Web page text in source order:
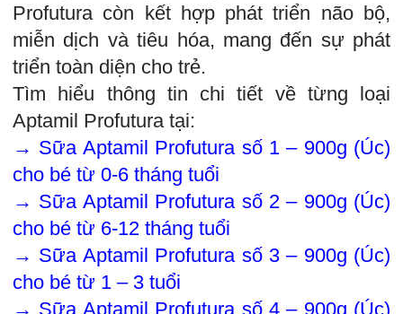
Profutura còn kết hợp phát triển não bộ,
miễn dịch và tiêu hóa, mang đến sự phát
triển toàn diện cho trẻ.
Tìm hiểu thông tin chi tiết về từng loại
Aptamil Profutura tại:
→ Sữa Aptamil Profutura số 1 – 900g (Úc)
cho bé từ 0-6 tháng tuổi
→ Sữa Aptamil Profutura số 2 – 900g (Úc)
cho bé từ 6-12 tháng tuổi
→ Sữa Aptamil Profutura số 3 – 900g (Úc)
cho bé từ 1 – 3 tuổi
→ Sữa Aptamil Profutura số 4 – 900g (Úc)